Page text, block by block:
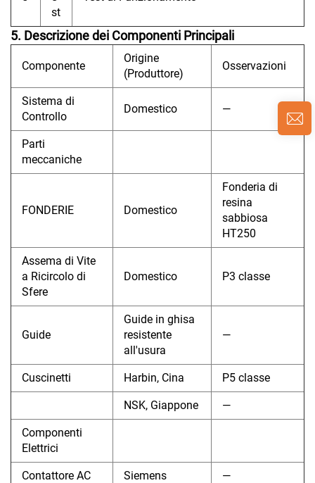
st
5. Descrizione dei Componenti Principali
Componente
Origine
(Produttore)
Osservazioni
Sistema di
Controllo
Domestico —
Parti
meccaniche
FONDERIE Domestico
Fonderia di
resina
sabbiosa
HT250
Assema di Vite
a Ricircolo di
Sfere
Domestico P3 classe
Guide
Guide in ghisa
resistente
all'usura
—
Cuscinetti Harbin, Cina P5 classe
NSK, Giappone —
Componenti
Elettrici
Contattore AC Siemens —